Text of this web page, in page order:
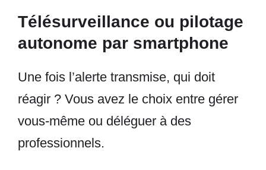
Télésurveillance ou pilotage
autonome par smartphone
Une fois l’alerte transmise, qui doit
réagir ? Vous avez le choix entre gérer
vous-même ou déléguer à des
professionnels.